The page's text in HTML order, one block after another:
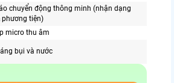
chuyển động thông minh (nhận dạng
phương tiện)
micro thu âm
bụi và nước